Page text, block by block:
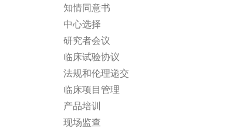
知情同意书
中心选择
研究者会议
临床试验协议
法规和伦理递交
临床项目管理
产品培训
现场监查